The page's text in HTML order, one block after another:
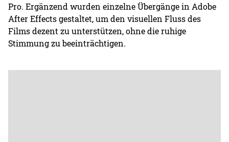
Pro. Ergänzend wurden einzelne Übergänge in Adobe
After Effects gestaltet, um den visuellen Fluss des
Films dezent zu unterstützen, ohne die ruhige
Stimmung zu beeinträchtigen.